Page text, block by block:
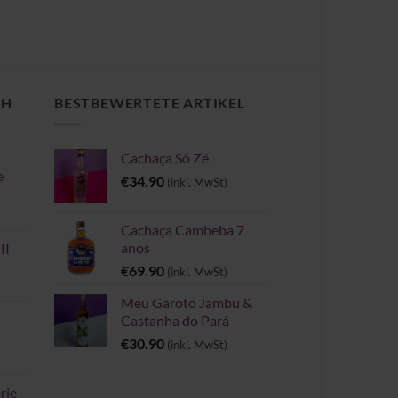
BESTBEWERTETE ARTIKEL
Cachaça Sô Zé
€34.90 (inkl. MwSt)
Cachaça Cambeba 7
anos
€69.90 (inkl. MwSt)
Meu Garoto Jambu &
Castanha do Pará
€30.90 (inkl. MwSt)